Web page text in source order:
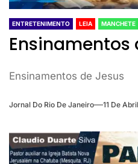
ENTRETENIMENTO LEIA MANCHETE
Ensinamentos
Ensinamentos de Jesus
Jornal Do Rio De Janeiro 11 De